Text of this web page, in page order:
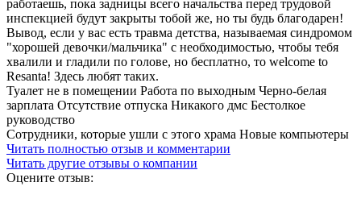
работаешь, пока задницы всего начальства перед трудовой
инспекцией будут закрыты тобой же, но ты будь благодарен!
Вывод, если у вас есть травма детства, называемая синдромом
"хорошей девочки/мальчика" с необходимостью, чтобы тебя
хвалили и гладили по голове, но бесплатно, то welcome to
Resanta! Здесь любят таких.
Туалет не в помещении Работа по выходным Черно-белая
зарплата Отсутствие отпуска Никакого дмс Бестолкое
руководство
Сотрудники, которые ушли с этого храма Новые компьютеры
Читать полностью отзыв и комментарии
Читать другие отзывы о компании
Оцените отзыв: